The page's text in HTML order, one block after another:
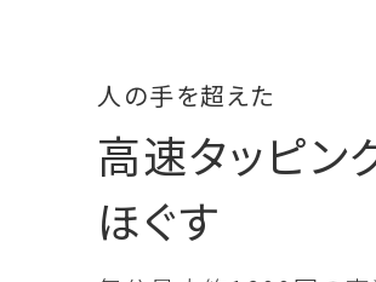
人の手を超えた
高速タッピン
ほぐす